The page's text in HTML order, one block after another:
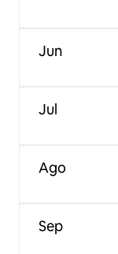
Jun
Jul
Ago
Sep